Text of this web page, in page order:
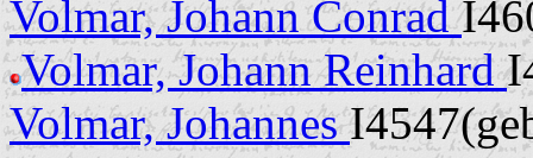
Volmar, Johann Conrad
Volmar, Johann Reinhard
Volmar, Johannes